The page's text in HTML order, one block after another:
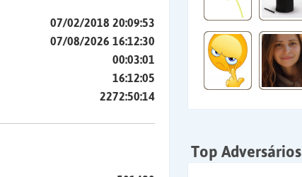
07/02/2018 20:09:53
07/08/2026 16:12:30
00:03:01
16:12:05
2272:50:14
Top Adversários